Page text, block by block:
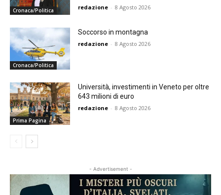
Cronaca/Politica redazione - 8 Agosto 2026
Cronaca/Politica
Soccorso in montagna
redazione - 8 Agosto 2026
Prima Pagina
Università, investimenti in Veneto per oltre
643 milioni di euro
redazione - 8 Agosto 2026
- Advertisement -